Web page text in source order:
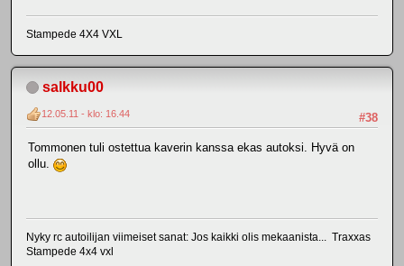
Stampede 4X4 VXL
salkku00
#38
12.05.11 - klo: 16.44
Tommonen tuli ostettua kaverin kanssa ekas autoksi. Hyvä on
ollu.
Nyky rc autoilijan viimeiset sanat: Jos kaikki olis mekaanista... Traxxas
Stampede 4x4 vxl